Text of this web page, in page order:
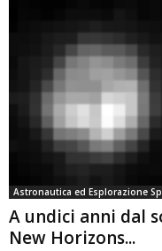
Astronautica ed Esplorazione
A undici anni dal
New Horizons...